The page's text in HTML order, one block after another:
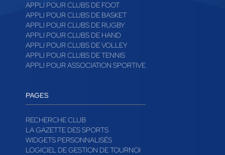
APPLI POUR CLUBS DE FOOT
APPLI POUR CLUBS DE BASKET
APPLI POUR CLUBS DE RUGBY
APPLI POUR CLUBS DE HAND
APPLI POUR CLUBS DE VOLLEY
APPLI POUR CLUBS DE TENNIS
APPLI POUR ASSOCIATION SPORTIVE
PAGES
RECHERCHE CLUB
LA GAZETTE DES SPORTS
WIDGETS PERSONNALISÉS
LOGICIEL DE GESTION DE TOURNOI